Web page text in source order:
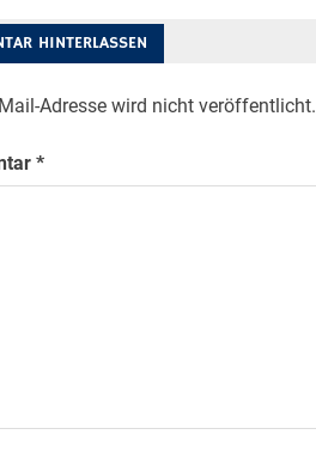
HINTERLASSEN
Adresse wird nicht veröffentlicht.
*